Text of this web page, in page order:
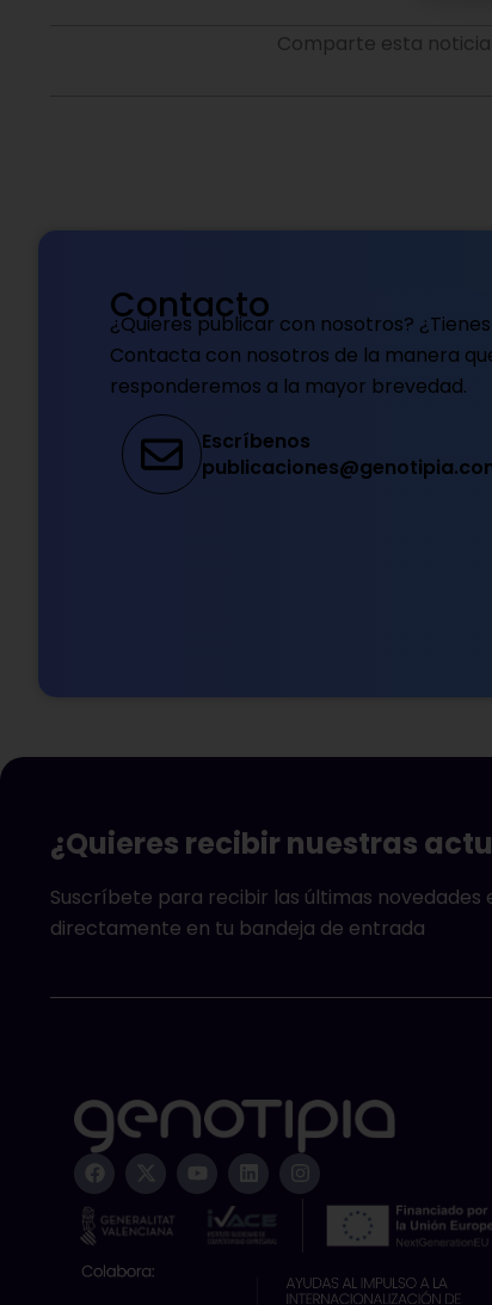
Comparte esta
Contacto
¿Quieres publicar con nosotros?
Contacta con nosotros de la manera
responderemos a la mayor brevedad.
Escríbenos
¿Quieres recibir nuestras
Suscríbete para recibir las últimas
directamente en tu bandeja de entrada
F
a
c
e
b
o
o
X
-
t
w
i
t
t
Y
o
u
u
L
i
n
k
e
I
n
s
r